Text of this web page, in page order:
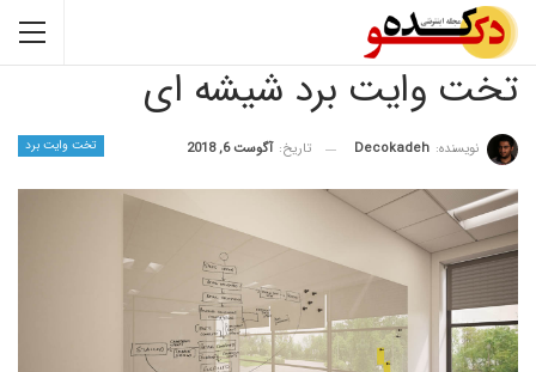
برد شیشه ای
Decokadeh تاریخ: آگوست 6, 2018